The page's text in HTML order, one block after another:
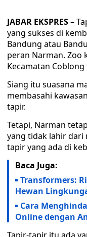
JABAR EKSPRES–
yang sukses di
Bandung atau
peran Narman. Zoo
Kecamatan
Siang itu suasana
membasahi
tapir.
Tetapi, Narman
yang tidak lahir dari
tapir yang ada di
Baca Juga:
Transformers:
Hewan
Cara
Online dengan